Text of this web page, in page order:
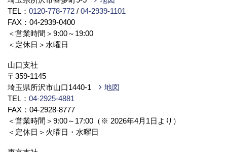
TEL： 0120-778-772 / 04-2939-1101
FAX：04-2939-0400
＜営業時間＞9:00～19:00
＜定休日＞水曜日
山口支社
〒359-1145
埼玉県所沢市山口1440-1
地図
TEL： 04-2925-4881
FAX：04-2928-8777
＜営業時間＞9:00～17:00（※ 2026年4月1日より）
＜定休日＞火曜日・水曜日